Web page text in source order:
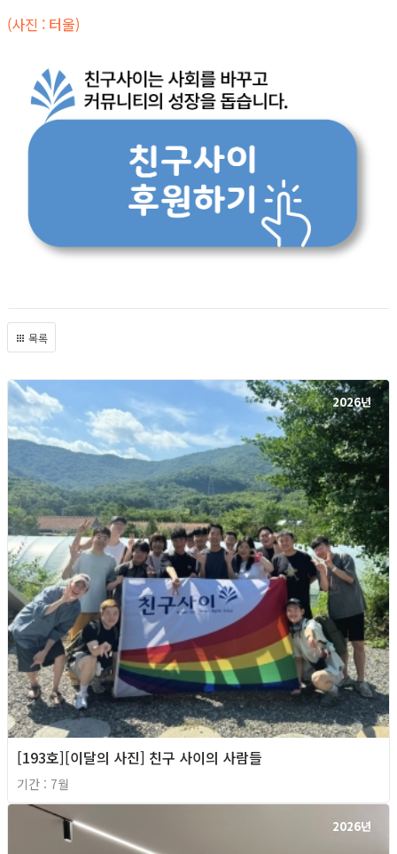
(사진 : 터울)
목록
2026년
[193호][이달의 사진] 친구 사이의 사람들
기간 : 7월
2026년